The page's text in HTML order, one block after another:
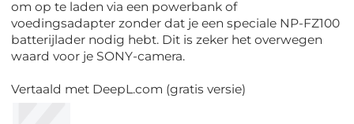
om op te laden via een powerbank of
voedingsadapter zonder dat je een speciale NP-FZ100
batterijlader nodig hebt. Dit is zeker het overwegen
waard voor je SONY-camera.
Vertaald met DeepL.com (gratis versie)